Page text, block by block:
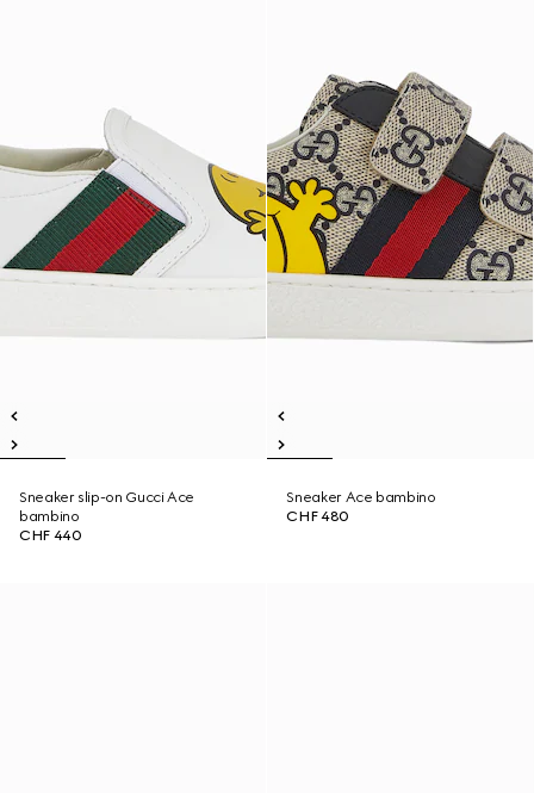
Sneaker slip-on Gucci Ace
bambino
CHF 440
Sneaker Ace bambino
CHF 480